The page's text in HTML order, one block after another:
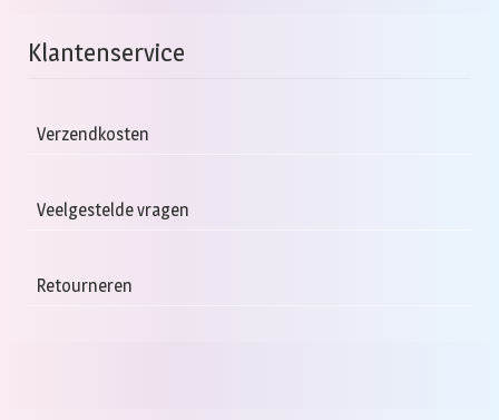
Klantenservice
Verzendkosten
Veelgestelde vragen
Retourneren